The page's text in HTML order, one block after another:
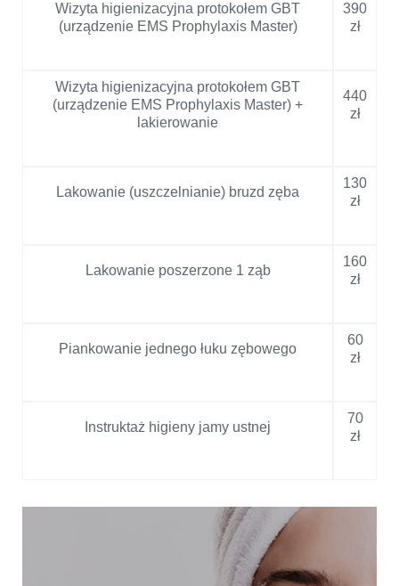
Wizyta higienizacyjna protokołem GBT
(urządzenie EMS Prophylaxis Master)
390
zł
Wizyta higienizacyjna protokołem GBT
(urządzenie EMS Prophylaxis Master) +
lakierowanie
440
zł
Lakowanie (uszczelnianie) bruzd zęba
130
zł
Lakowanie poszerzone 1 ząb
160
zł
Piankowanie jednego łuku zębowego
60
zł
Instruktaż higieny jamy ustnej
70
zł